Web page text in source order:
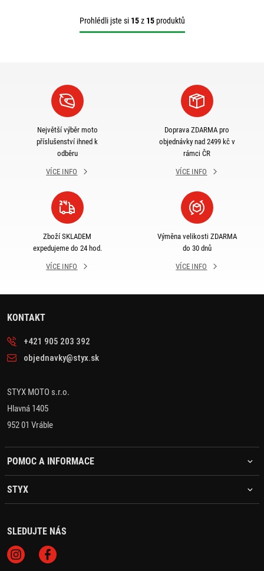
Prohlédli jste si 15z 15produktů
Největší výběr moto
příslušenství ihned k
odběru
VÍCE INFO
Doprava ZDARMA pro
objednávky nad 2499 kč v
rámci ČR
VÍCE INFO
Zboží SKLADEM
expedujeme do 24 hod.
VÍCE INFO
Výměna velikosti ZDARMA
do 30 dnů
VÍCE INFO
KONTAKT
+421 905 203 392
objednavky@styx.sk
STYX MOTO s.r.o.
Hlavná 1405
952 01 Vráble
POMOC A INFORMACE
STYX
SLEDUJTE NÁS